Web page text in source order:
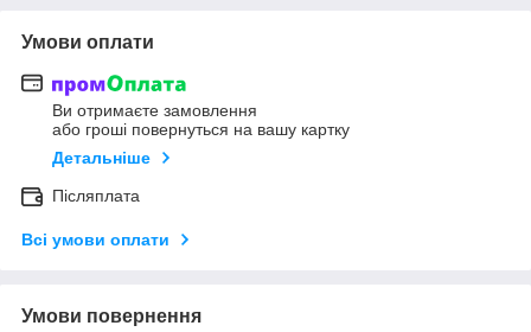
Умови оплати
Ви отримаєте замовлення
або гроші повернуться на вашу картку
Детальніше
Післяплата
Всі умови оплати
Умови повернення